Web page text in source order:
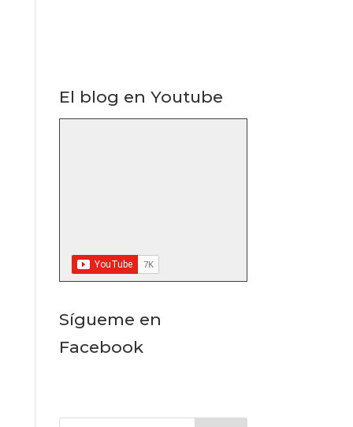
El blog en Youtube
Sígueme en
Facebook